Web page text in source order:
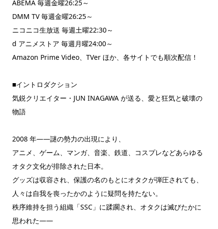
ABEMA 毎週金曜26:25～
DMM TV 毎週金曜26:25～
ニコニコ生放送 毎週土曜22:30～
d アニメストア 毎週月曜24:00～
Amazon Prime Video、TVer ほか、各サイトでも順次配信！
■イントロダクション
気鋭クリエイター・JUN INAGAWA が送る、愛と狂気と破壊の
物語
2008 年――謎の勢力の出現により、
アニメ、ゲーム、マンガ、音楽、鉄道、コスプレなどあらゆる
オタク文化が排除された日本。
グッズは収容され、保護の名のもとにオタクが弾圧されても、
人々は自我を喪ったかのように疑問を持たない。
秩序維持を担う組織「SSC」に蹂躙され、オタクは滅びたかに
思われた――